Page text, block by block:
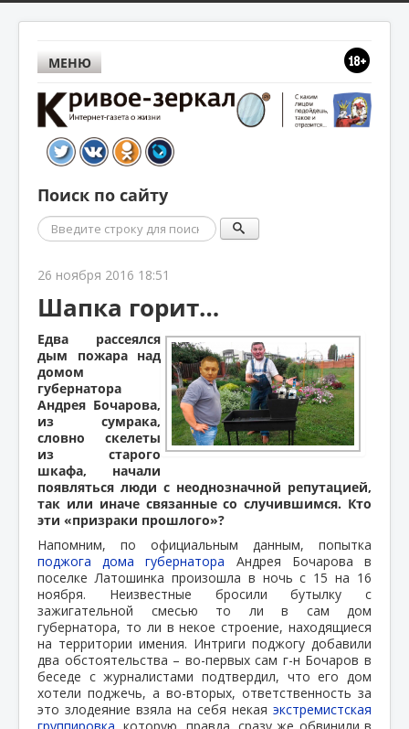
МЕНЮ
Поиск по сайту
Поиск
26 ноября 2016 18:51
Шапка горит…
Едва рассеялся
дым пожара над
домом
губернатора
Андрея Бочарова,
из сумрака,
словно скелеты
из старого
шкафа, начали
появляться люди с неоднозначной репутацией,
так или иначе связанные со случившимся. Кто
эти «призраки прошлого»?
Напомним, по официальным данным, попытка
поджога дома губернатора Андрея Бочарова в
поселке Латошинка произошла в ночь с 15 на 16
ноября. Неизвестные бросили бутылку с
зажигательной смесью то ли в сам дом
губернатора, то ли в некое строение, находящиеся
на территории имения. Интриги поджогу добавили
два обстоятельства – во-первых сам г-н Бочаров в
беседе с журналистами подтвердил, что его дом
хотели поджечь, а во-вторых, ответственность за
это злодеяние взяла на себя некая экстремистская
группировка, которую, правда, сразу же обвинили в